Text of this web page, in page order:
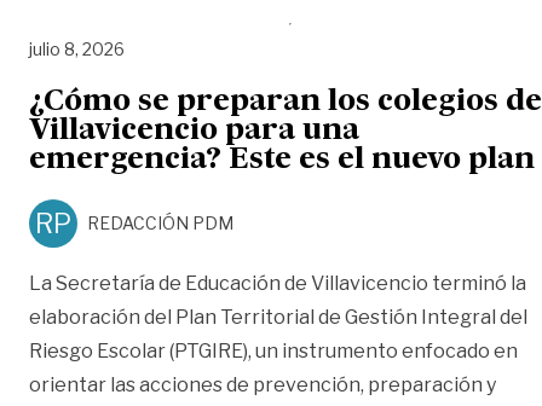
julio 8, 2026
¿Cómo se preparan los colegios de
Villavicencio para una
emergencia? Este es el nuevo plan
RP REDACCIÓN PDM
La Secretaría de Educación de Villavicencio terminó la
elaboración del Plan Territorial de Gestión Integral del
Riesgo Escolar (PTGIRE), un instrumento enfocado en
orientar las acciones de prevención, preparación y